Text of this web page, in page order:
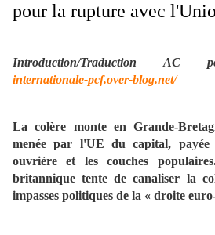
pour la rupture avec
Introduction/Traduction
internationale-pcf.over-blog.net/
La colère monte en Grande-
menée par l'UE du capital,
ouvrière et les couches
britannique tente de canaliser la
impasses politiques de la « droite